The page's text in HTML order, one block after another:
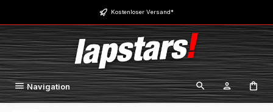
Zum Hauptinhalt springen Kostenloser Versand*
Navigation